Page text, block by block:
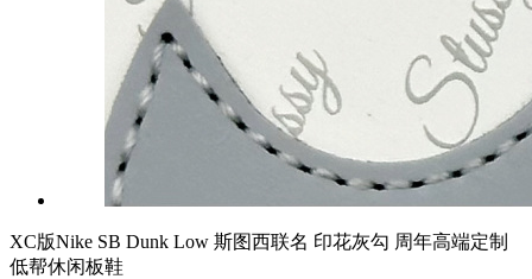
XC版Nike SB Dunk Low 斯图西联名 印花灰勾 周年高端定制
低帮休闲板鞋